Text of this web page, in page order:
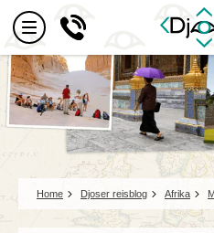
Home Djoser reisblog Afrika